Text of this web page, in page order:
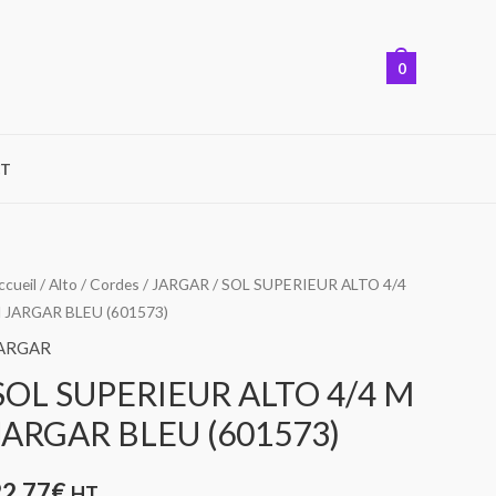
0
/Alto /Cordes / JARGAR / SOL SUPERIEUR ALTO 4/4
JARGAR BLEU (601573)
SUPERIEUR ALTO 4/4 M
BLEU (601573)
4